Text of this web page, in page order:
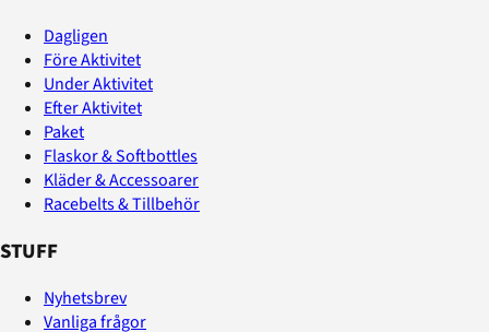
Dagligen
Före Aktivitet
Under Aktivitet
Efter Aktivitet
Paket
Flaskor & Softbottles
Kläder & Accessoarer
Racebelts & Tillbehör
STUFF
Nyhetsbrev
Vanliga frågor